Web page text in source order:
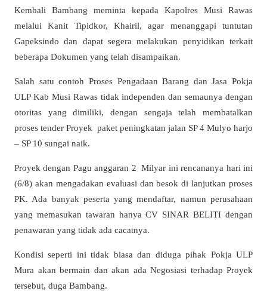
Kembali Bambang meminta kepada Kapolres Musi Rawas
melalui Kanit Tipidkor, Khairil, agar menanggapi tuntutan
Gapeksindo dan dapat segera melakukan penyidikan terkait
beberapa Dokumen yang telah disampaikan.
Salah satu contoh Proses Pengadaan Barang dan Jasa Pokja
ULP Kab Musi Rawas tidak independen dan semaunya dengan
otoritas yang dimiliki, dengan sengaja telah membatalkan
proses tender Proyek paket peningkatan jalan SP 4 Mulyo harjo
– SP 10 sungai naik.
Proyek dengan Pagu anggaran 2 Milyar ini rencananya hari ini
(6/8) akan mengadakan evaluasi dan besok di lanjutkan proses
PK. Ada banyak peserta yang mendaftar, namun perusahaan
yang memasukan tawaran hanya CV SINAR BELITI dengan
penawaran yang tidak ada cacatnya.
Kondisi seperti ini tidak biasa dan diduga pihak Pokja ULP
Mura akan bermain dan akan ada Negosiasi terhadap Proyek
tersebut, duga Bambang.